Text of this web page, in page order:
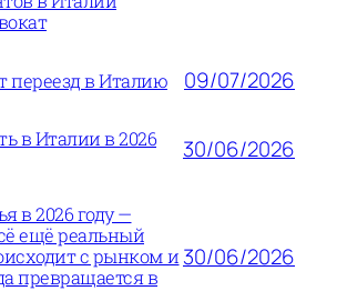
переезд в Италию 09/07/2026
в Италии в 2026
30/06/2026
в 2026 году —
ещё реальный
с рынком и
превращается в
30/06/2026